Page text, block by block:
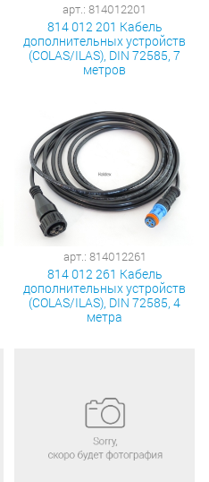
арт.: 814012201
814 012 201 Кабель
дополнительных устройств
(COLAS/ILAS), DIN 72585, 7
метров
арт.: 814012261
814 012 261 Кабель
дополнительных устройств
(COLAS/ILAS), DIN 72585, 4
метра